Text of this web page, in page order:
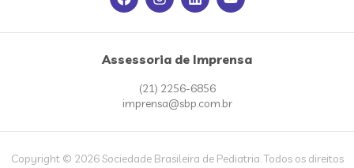
Assessoria de Imprensa
(21) 2256-6856
imprensa@sbp.com.br
Copyright © 2026 Sociedade Brasileira de Pediatria. Todos os direitos